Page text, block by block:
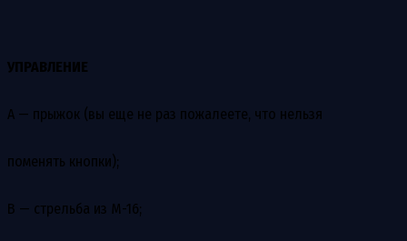
УПРАВЛЕНИЕ
A — прыжок (вы еще не раз пожалеете, что нельзя
поменять кнопки);
B — стрельба из М-16;